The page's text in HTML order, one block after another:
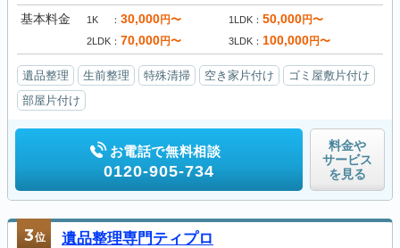
基本料金 1K 30,000円〜 1LDK 50,000円〜
2LDK 70,000円〜 3LDK 100,000円〜
遺品整理 生前整理 特殊清掃 空き家片付け
ゴミ屋敷片付け
部屋片付け
お電話で無料相談
0120-905-734
料金や
サービス
を見る
3位 遺品整理専門ティプロ